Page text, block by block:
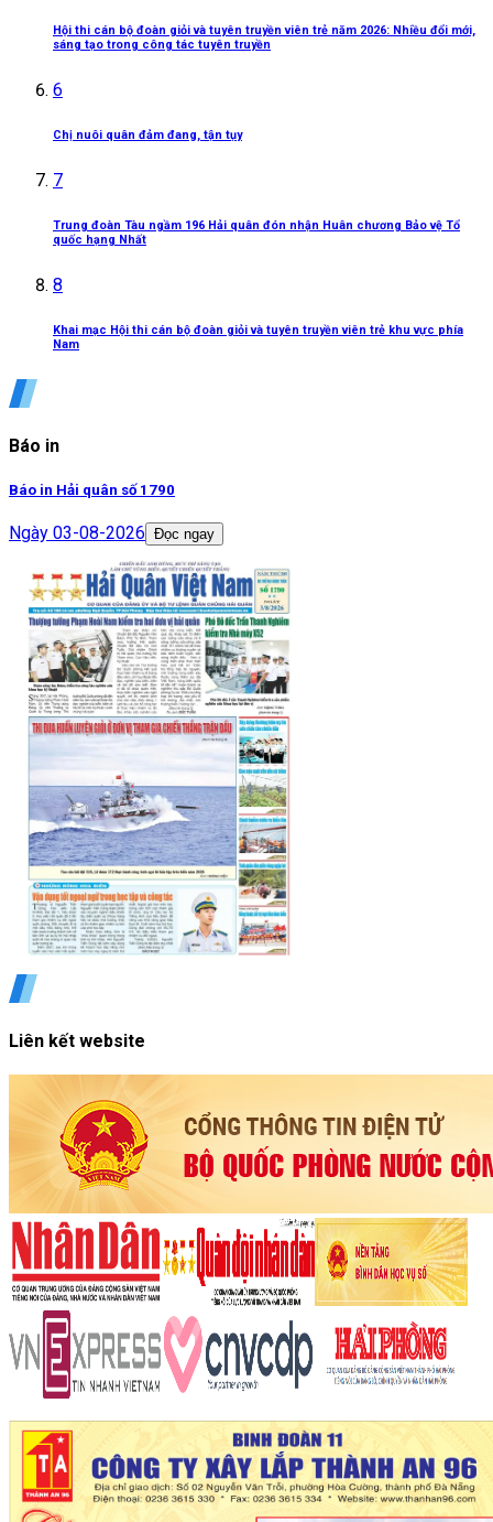
Hội thi cán bộ đoàn giỏi và tuyên truyền viên trẻ năm 2026: Nhiều đổi mới,
sáng tạo trong công tác tuyên truyền
6
Chị nuôi quân đảm đang, tận tụy
7
Trung đoàn Tàu ngầm 196 Hải quân đón nhận Huân chương Bảo vệ Tổ
quốc hạng Nhất
8
Khai mạc Hội thi cán bộ đoàn giỏi và tuyên truyền viên trẻ khu vực phía
Nam
Báo in
Báo in Hải quân số 1790
Ngày 03-08-2026 Đọc ngay
Liên kết website